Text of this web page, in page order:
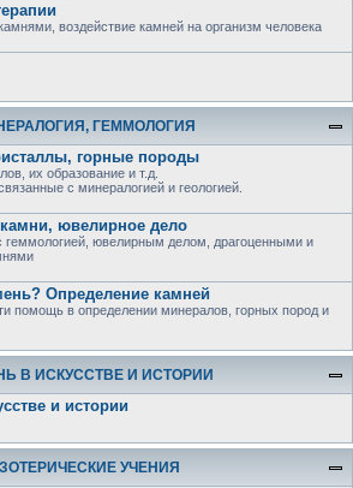
воздействие камней на организм человека
ГЕММОЛОГИЯ
горные породы
их образование и т.д.
с минералогией и геологией.
ювелирное дело
геммологией, ювелирным делом, драгоценными и
Определение камней
помощь в определении минералов, горных пород и
В ИСКУССТВЕ И ИСТОРИИ
и истории
УЧЕНИЯ